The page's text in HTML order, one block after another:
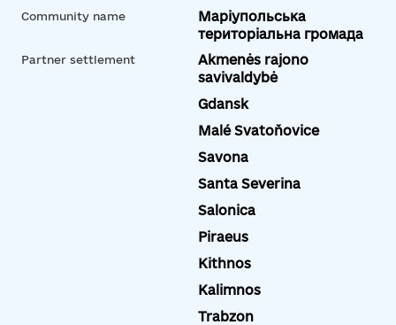
Community name
Маріупольська
територіальна громада
Partner settlement
Akmenės rajono
savivaldybė
Gdansk
Malé Svatoňovice
Savona
Santa Severina
Salonica
Piraeus
Kithnos
Kalimnos
Trabzon